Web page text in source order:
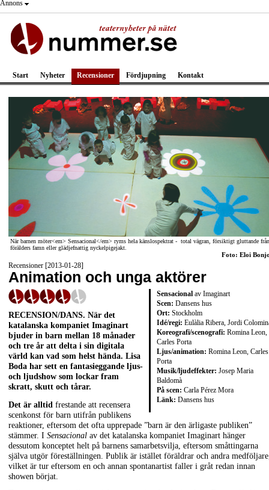
Annons
Start Nyheter Recensioner Fördjupning Kontakt
När barnen möter<em> Sensacional</em> ryms hela känslospektrat - total vägran, försiktigt gluttande
förälders famn eller glädjefnattig nyckelpigejakt.
Foto: Eloi
Recensioner [2013-01-28]
Animation och unga aktörer
Sensacional av Imaginart
Scen: Dansens hus
Ort: Stockholm
Idé/regi: Eulàlia Ribera, Jordi
Koreografi/scenografi: Romina Leon,
Carles Porta
Ljus/animation: Romina Leon, Carles
Porta
Musik/ljudeffekter: Josep Maria
Baldomà
På scen: Carla Pérez Mora
Länk: Dansens hus
RECENSION/DANS. När det
katalanska kompaniet Imaginart
bjuder in barn mellan 18 månader
och tre år att delta i sin digitala
värld kan vad som helst hända. Lisa
Boda har sett en fantasieggande ljus-
och ljudshow som lockar fram
skratt, skutt och tårar.
Det är alltid frestande att recensera
scenkonst för barn utifrån publikens
reaktioner, eftersom det ofta upprepade ”barn är den ärligaste publiken”
stämmer. I Sensacional av det katalanska kompaniet Imaginart hänger
dessutom konceptet helt på barnens samarbetsvilja, eftersom småttingarna
själva utgör föreställningen. Publik är istället föräldrar och andra
vilket är tur eftersom en och annan spontanartist faller i gråt redan innan
showen börjat.